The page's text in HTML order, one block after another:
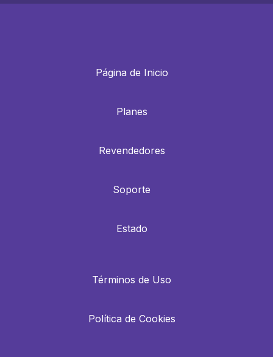
Página de Inicio
Planes
Revendedores
Soporte
Estado
Términos de Uso
Política de Cookies